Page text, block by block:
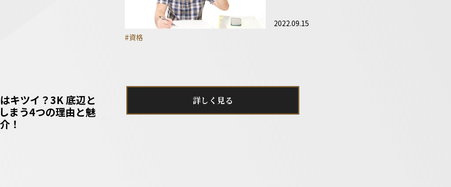
2022.09.15
#資格
キツイ？3K 底辺と
まう4つの理由と魅
！
詳しく見る